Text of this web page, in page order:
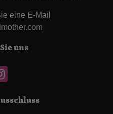
eine E-Mail
uns